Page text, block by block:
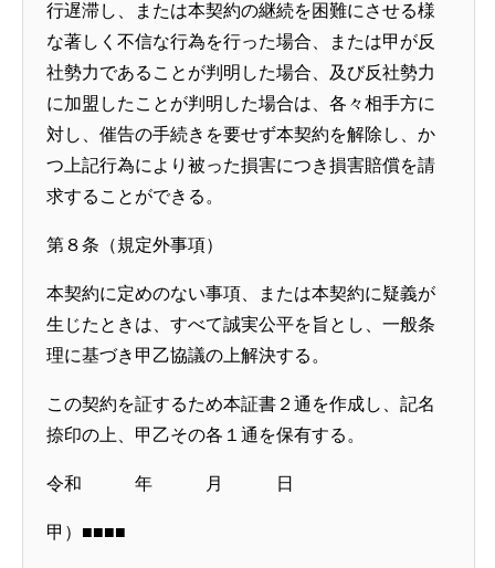
行遅滞し、または本契約の継続を困難にさせる様
な著しく不信な行為を行った場合、または甲が反
社勢力であることが判明した場合、及び反社勢力
に加盟したことが判明した場合は、各々相手方に
対し、催告の手続きを要せず本契約を解除し、か
つ上記行為により被った損害につき損害賠償を請
求することができる。
第８条（規定外事項）
本契約に定めのない事項、または本契約に疑義が
生じたときは、すべて誠実公平を旨とし、一般条
理に基づき甲乙協議の上解決する。
この契約を証するため本証書２通を作成し、記名
捺印の上、甲乙その各１通を保有する。
令和 年 月 日
甲）■■■■